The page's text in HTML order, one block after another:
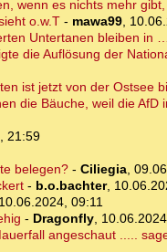
wenn es nichts mehr
o.w.T- mawa99,
Untertanen bleiben in …
die Auflösung der
ist jetzt von der Ostsee
die Bäuche, weil die
21:59
belegen?- Ciliegia,
- b.o.bachter,
10.06.2024, 09:11
- Dragonfly,
angeschaut .....